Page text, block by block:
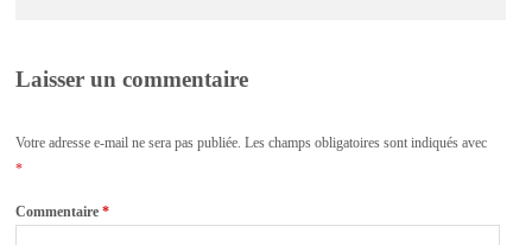
Laisser un commentaire
Votre adresse e-mail ne sera pas publiée. Les champs obligatoires sont indiqués avec
*
Commentaire*